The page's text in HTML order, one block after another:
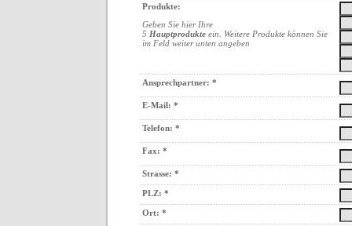
Produkte:
Geben Sie hier Ihre
5 Hauptprodukte ein. Weitere Produkte können Sie
im Feld weiter unten angeben
Ansprechpartner: *
E-Mail: *
Telefon: *
Fax: *
Strasse: *
PLZ: *
Ort: *